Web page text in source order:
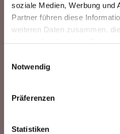
soziale Medien, Werbung und
Partner führen diese
weiteren Daten zusammen,
Notwendig
Präferenzen
Statistiken